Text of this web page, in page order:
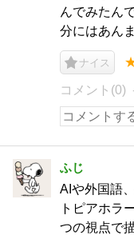
んでみたん
分にはあん
ナイス
コメント(0)
ふじ
AIや外国語
トピアホラ
つの視点で